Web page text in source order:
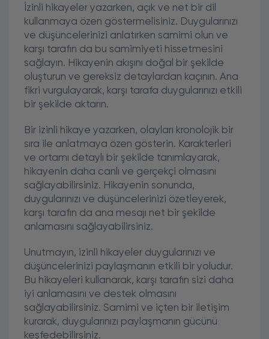
İzinli hikayeler yazarken, açık ve net bir dil
kullanmaya özen göstermelisiniz. Duygularınızı
ve düşüncelerinizi anlatırken samimi olun ve
karşı tarafın da bu samimiyeti hissetmesini
sağlayın. Hikayenin akışını doğal bir şekilde
oluşturun ve gereksiz detaylardan kaçının. Ana
fikri vurgulayarak, karşı tarafa duygularınızı etkili
bir şekilde aktarın.
Bir izinli hikaye yazarken, olayları kronolojik bir
sıra ile anlatmaya özen gösterin. Karakterleri
ve ortamı detaylı bir şekilde tanımlayarak,
hikayenin daha canlı ve gerçekçi olmasını
sağlayabilirsiniz. Hikayenin sonunda,
duygularınızı ve düşüncelerinizi özetleyerek,
karşı tarafın da ana mesajı net bir şekilde
anlamasını sağlayabilirsiniz.
Unutmayın, izinli hikayeler duygularınızı ve
düşüncelerinizi paylaşmanın etkili bir yoludur.
Bu hikayeleri kullanarak, karşı tarafın sizi daha
iyi anlamasını ve destek olmasını
sağlayabilirsiniz. Samimi ve içten bir iletişim
kurarak, duygularınızı paylaşmanın gücünü
keşfedebilirsiniz.